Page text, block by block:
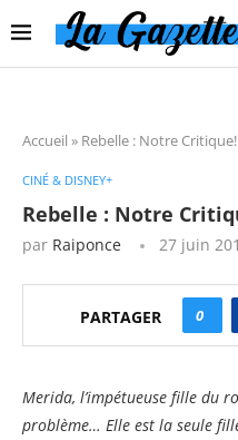
Accueil » Rebelle : Notre Critique!
CINÉ & DISNEY+
Rebelle : Notre
par Raiponce 27 juin
PARTAGER 0
Merida, l’impétueuse fille du
problème… Elle est la seule